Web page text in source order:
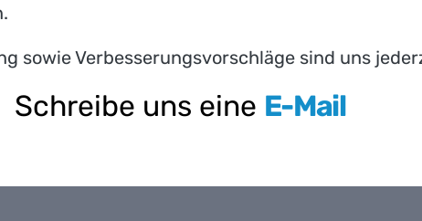
sowie Verbesserungsvorschläge sind uns
Schreibe uns eine E-Mail